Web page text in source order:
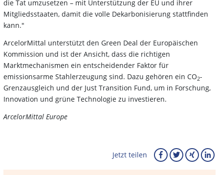
die Tat umzusetzen – mit Unterstützung der EU und ihrer
Mitgliedsstaaten, damit die volle Dekarbonisierung stattfinden
kann."
ArcelorMittal unterstützt den Green Deal der Europäischen
Kommission und ist der Ansicht, dass die richtigen
Marktmechanismen ein entscheidender Faktor für
emissionsarme Stahlerzeugung sind. Dazu gehören ein CO2-
Grenzausgleich und der Just Transition Fund, um in Forschung,
Innovation und grüne Technologie zu investieren.
ArcelorMittal Europe
Jetzt teilen